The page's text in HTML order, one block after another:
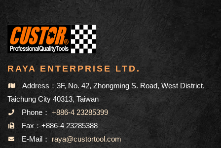
RAYA ENTERPRISE LTD.
Address：3F, No. 42, Zhongming S. Road, West District,
Taichung City 40313, Taiwan
Phone： +886-4 23285399
Fax：+886-4 23285388
E-Mail： raya@custortool.com